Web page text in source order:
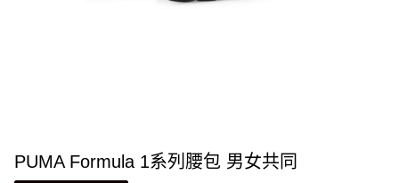
PUMA Formula 1系列腰包 男女共同